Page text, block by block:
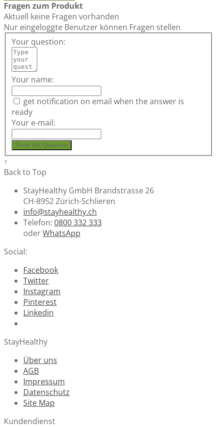
Fragen zum Produkt
Aktuell keine Fragen vorhanden
Nur eingeloggte Benutzer können Fragen stellen
Your question:
Your name:
get notification on email when the answer is
ready
Your e-mail:
Send the Question
↑
Back to Top
StayHealthy GmbH Brandstrasse 26
CH-8952 Zürich-Schlieren
info@stayhealthy.ch
Telefon: 0800 332 333
oderWhatsApp
Social:
Facebook
Twitter
Instagram
Pinterest
Linkedin
StayHealthy
Über uns
AGB
Impressum
Datenschutz
Site Map
Kundendienst